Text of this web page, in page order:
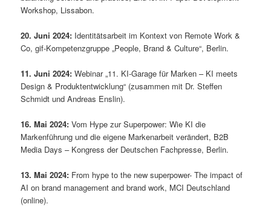
Workshop, Lissabon.
20. Juni 2024: Identitätsarbeit im Kontext von Remote Work &
Co, gif-Kompetenzgruppe „People, Brand & Culture“, Berlin.
11. Juni 2024: Webinar „11. KI-Garage für Marken – KI meets
Design & Produktentwicklung“ (zusammen mit Dr. Steffen
Schmidt und Andreas Enslin).
16. Mai 2024: Vom Hype zur Superpower: Wie KI die
Markenführung und die eigene Markenarbeit verändert, B2B
Media Days – Kongress der Deutschen Fachpresse, Berlin.
13. Mai 2024: From hype to the new superpower-The impact of
AI onbrand management andbrand work, MCI Deutschland
(online).